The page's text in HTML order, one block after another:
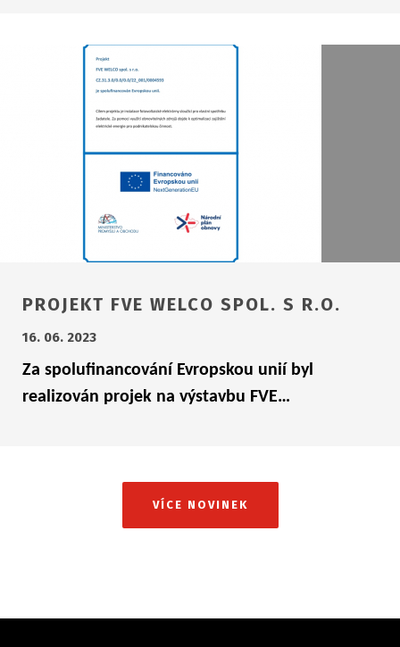
PROJEKT FVE WELCO SPOL. S R.O.
16. 06. 2023
Za spolufinancování Evropskou unií byl
realizován projek na výstavbu FVE…
VÍCE NOVINEK